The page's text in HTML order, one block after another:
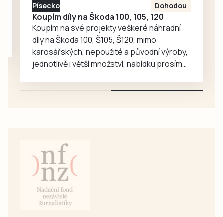
Písecko Dohodou
Koupím díly na Škoda 100, 105, 120
Koupím na své projekty veškeré náhradní
díly na Škoda 100, Š105, Š120, mimo
karosářských, nepoužité a původní výroby,
jednotlivě i větší množství, nabídku prosím